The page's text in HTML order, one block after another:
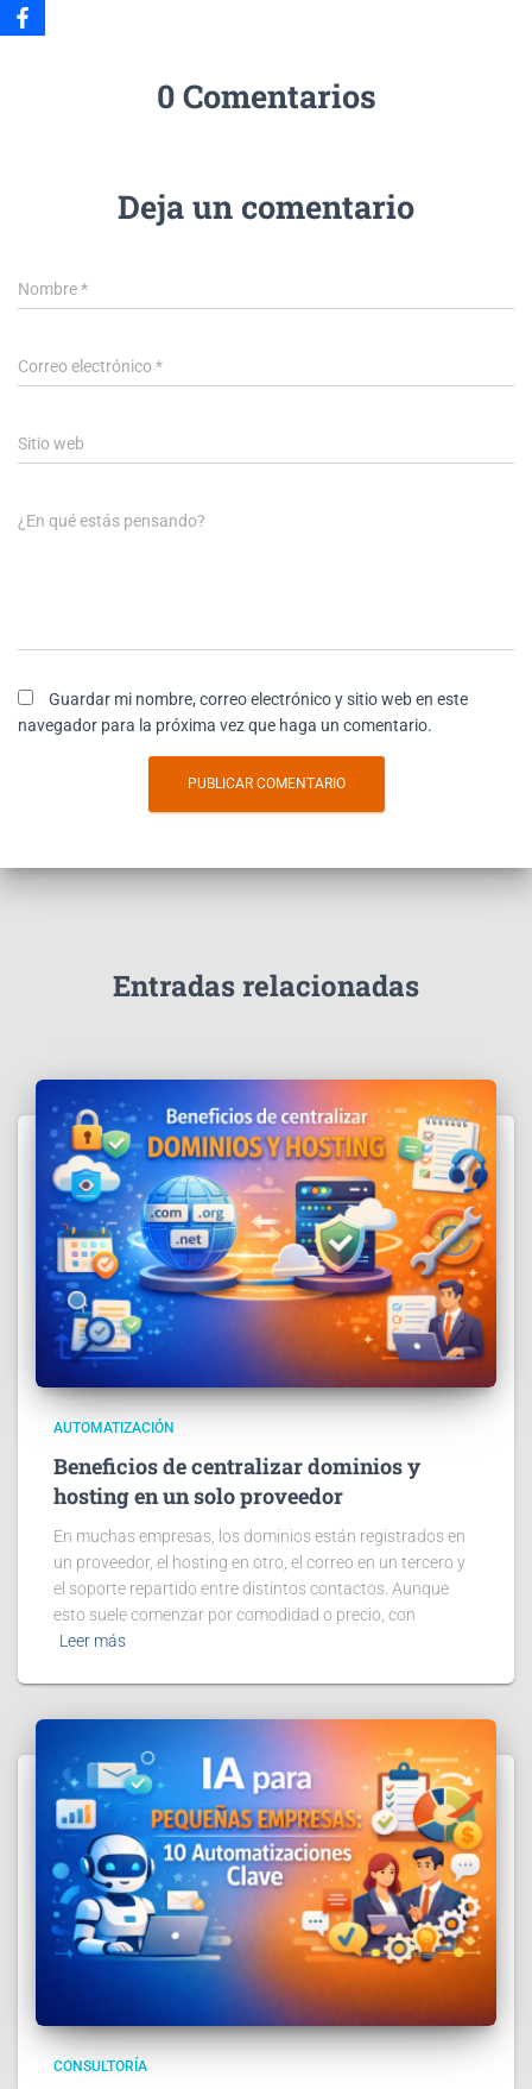
0 Comentarios
Deja un comentario
Nombre*
Correo electrónico*
Sitio web
¿En qué estás pensando?
Guardar mi nombre, correo electrónico y sitio web en este
navegador para la próxima vez que haga un comentario.
Entradas relacionadas
AUTOMATIZACIÓN
Beneficios de centralizar dominios y
hosting en un solo proveedor
En muchas empresas, los dominios están registrados en
un proveedor, el hosting en otro, el correo en un tercero y
el soporte repartido entre distintos contactos. Aunque
esto suele comenzar por comodidad o precio, con
Leer más
CONSULTORÍA